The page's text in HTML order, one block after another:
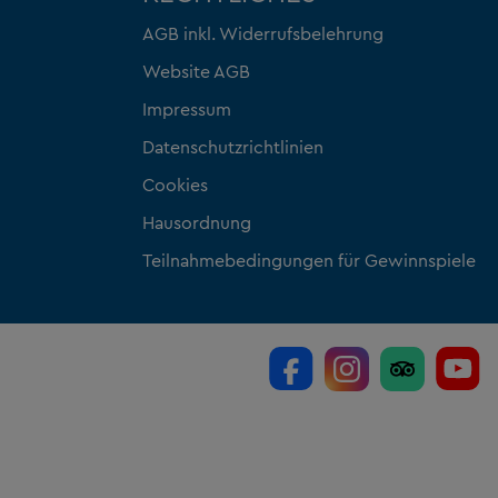
AGB inkl. Widerrufsbelehrung
Website AGB
Impressum
Datenschutzrichtlinien
Cookies
Hausordnung
Teilnahmebedingungen für Gewinnspiele